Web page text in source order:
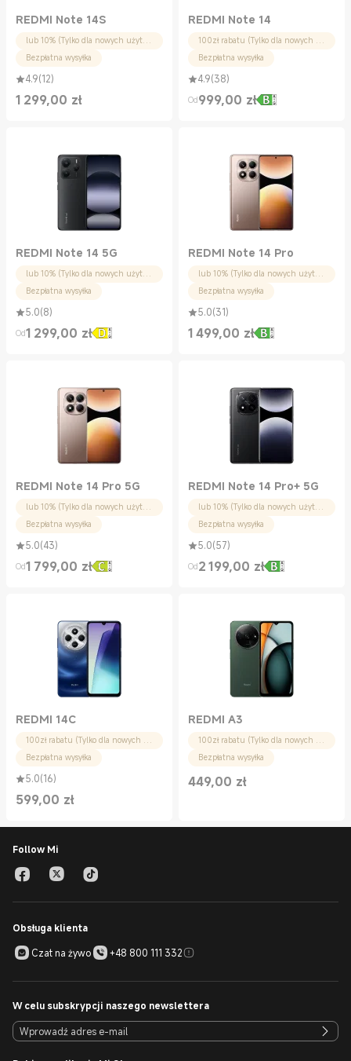
REDMI Note 14S
lub 10% (Tylko dla nowych użytkowników)
Bezpłatna wysyłka
4.9(12)
1 299,00 zł
Current Price zł1299.00
REDMI Note 14
100zł rabatu (Tylko dla nowych użytkowników)
Bezpłatna wysyłka
4.9(38)
Od999,00 zł
Current Price zł999.00
REDMI Note 14 5G
lub 10% (Tylko dla nowych użytkowników)
Bezpłatna wysyłka
5.0(8)
Od1 299,00 zł
Current Price zł1299.00
REDMI Note 14 Pro
lub 10% (Tylko dla nowych użytkowników)
Bezpłatna wysyłka
5.0(31)
1 499,00 zł
Current Price zł1499.00
REDMI Note 14 Pro 5G
lub 10% (Tylko dla nowych użytkowników)
Bezpłatna wysyłka
5.0(43)
Od1 799,00 zł
Current Price zł1799.00
REDMI Note 14 Pro+ 5G
lub 10% (Tylko dla nowych użytkowników)
Bezpłatna wysyłka
5.0(57)
Od2 199,00 zł
Current Price zł2199.00
REDMI 14C
100zł rabatu (Tylko dla nowych użytkowników)
Bezpłatna wysyłka
5.0(16)
599,00 zł
Current Price zł599.00
REDMI A3
100zł rabatu (Tylko dla nowych użytkowników)
Bezpłatna wysyłka
449,00 zł
Current Price zł449.00
Follow Mi
Obsługa klienta
Czat na żywo
+48 800 111 332
W celu subskrypcji naszego newslettera